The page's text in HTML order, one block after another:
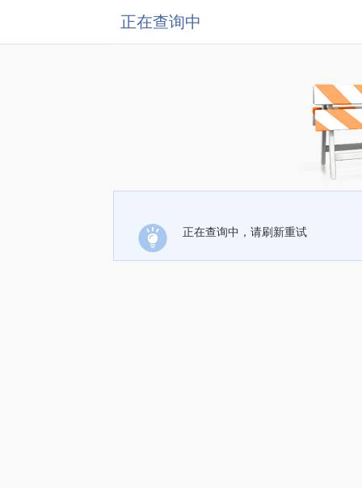
正在查询中
正在查询中，请刷新重试